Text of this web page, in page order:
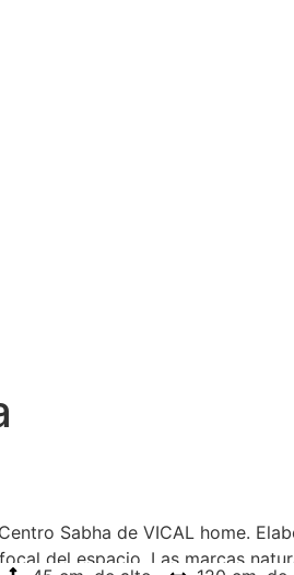
Sabha de VICAL home.
del espacio. Las marcas